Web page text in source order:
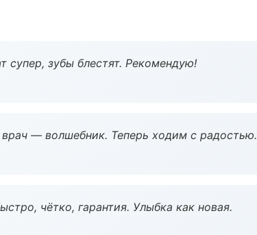
супер, зубы блестят. Рекомендую!
врач — волшебник. Теперь ходим с радостью.
чётко, гарантия. Улыбка как новая.